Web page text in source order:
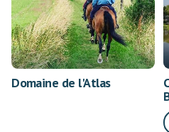
Domaine de l'Atlas